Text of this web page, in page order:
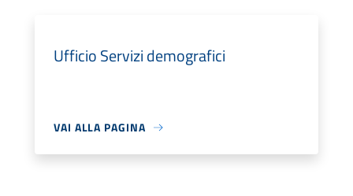
Ufficio Servizi demografici
VAI ALLA PAGINA